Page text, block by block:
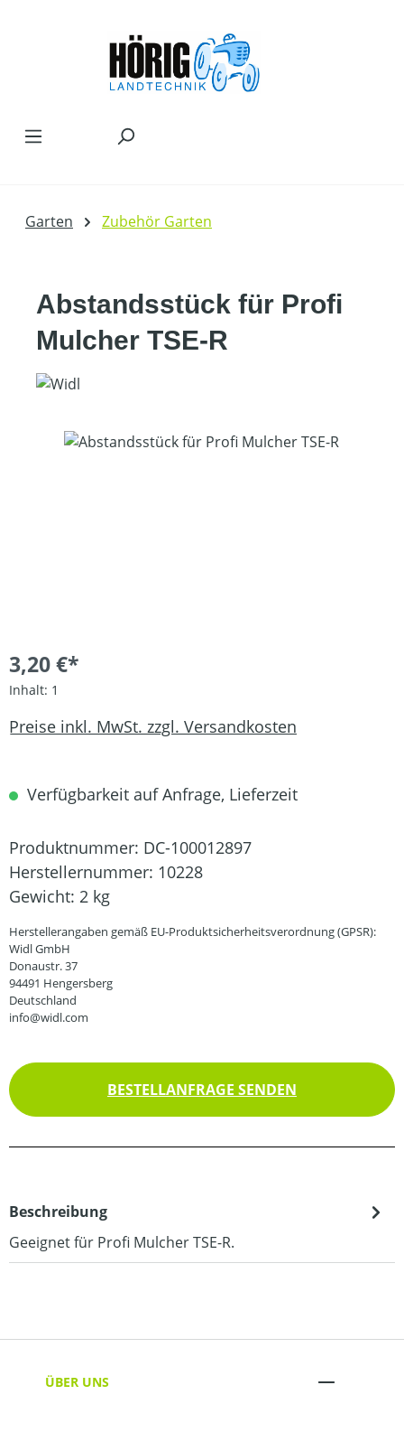
Garten Zubehör Garten
Abstandsstück für Profi
Mulcher TSE-R
Bildergalerie überspringen
3,20 €*
Inhalt: 1
Preise inkl. MwSt. zzgl. Versandkosten
Verfügbarkeit auf Anfrage, Lieferzeit
Produktnummer: DC-100012897
Herstellernummer: 10228
Gewicht: 2 kg
Herstellerangaben gemäß EU-Produktsicherheitsverordnung (GPSR):
Widl GmbH
Donaustr. 37
94491 Hengersberg
Deutschland
info@widl.com
BESTELLANFRAGE SENDEN
Beschreibung
Geeignet für Profi Mulcher TSE-R.
ÜBER UNS